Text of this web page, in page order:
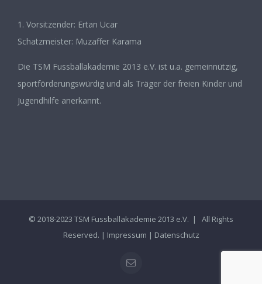
1. Vorsitzender: Ertan Ucar
Schatzmeister: Muzaffer Karama
Die TSM Fussballakademie 2013 e.V. ist u.a. gemeinnützig,
sportförderungswürdig und als Träger der freien Kinder und
Jugendhilfe anerkannt.
© 2018-2023 TSM Fussballakademie 2013 e.V. | All Rights
Reserved. | Impressum | Datenschutz
E-